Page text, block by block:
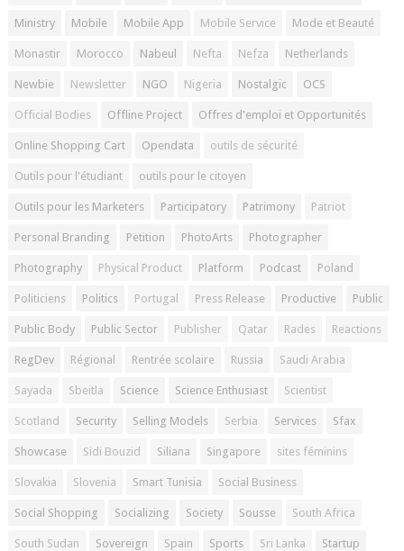
Ministry Mobile Mobile App Mobile Service Mode et Beauté
Monastir Morocco Nabeul Nefta Nefza Netherlands
Newbie Newsletter NGO Nigeria Nostalgic OCS
Official Bodies Offline Project Offres d'emploi et Opportunités
Online Shopping Cart Opendata outils de sécurité
Outils pour l'étudiant outils pour le citoyen
Outils pour les Marketers Participatory Patrimony Patriot
Personal Branding Petition PhotoArts Photographer
Photography Physical Product Platform Podcast Poland
Politiciens Politics Portugal Press Release Productive Public
Public Body Public Sector Publisher Qatar Rades Reactions
RegDev Régional Rentrée scolaire Russia Saudi Arabia
Sayada Sbeitla Science Science Enthusiast Scientist
Scotland Security Selling Models Serbia Services Sfax
Showcase Sidi Bouzid Siliana Singapore sites féminins
Slovakia Slovenia Smart Tunisia Social Business
Social Shopping Socializing Society Sousse South Africa
South Sudan Sovereign Spain Sports Sri Lanka Startup